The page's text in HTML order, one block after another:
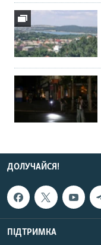
ДОЛУЧАЙСЯ!
ПІДТРИМКА